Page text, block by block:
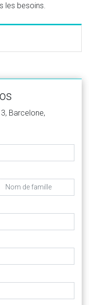
les besoins.
Barcelone,